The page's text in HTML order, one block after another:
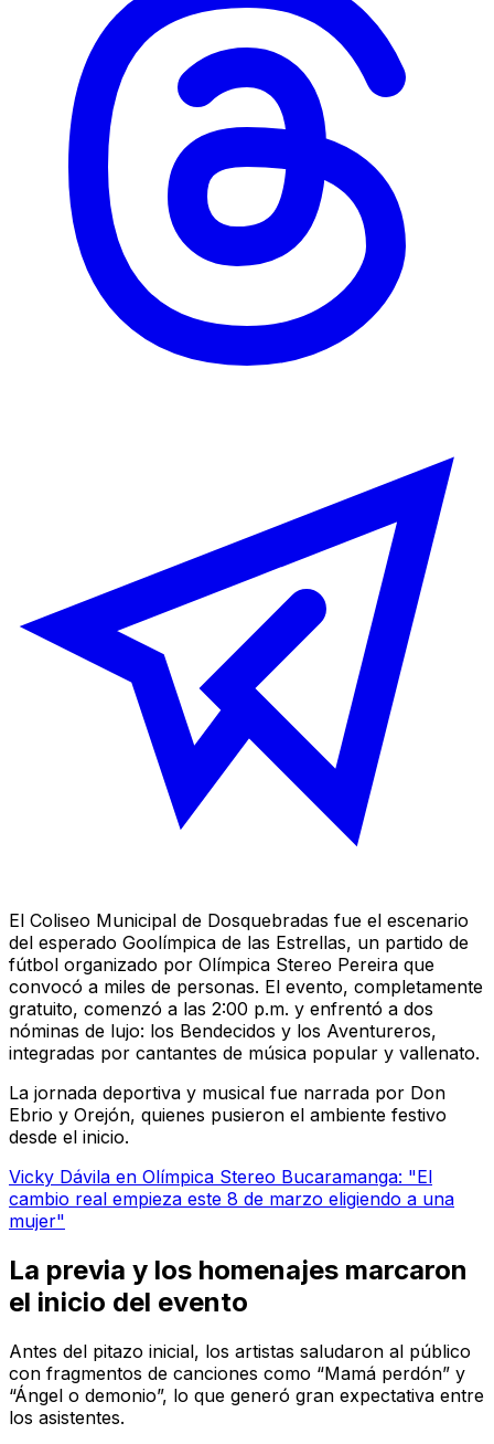
El Coliseo Municipal de Dosquebradas fue el escenario
del esperado Goolímpica de las Estrellas, un partido de
fútbol organizado por Olímpica Stereo Pereira que
convocó a miles de personas. El evento, completamente
gratuito, comenzó a las 2:00 p.m. y enfrentó a dos
nóminas de lujo: los Bendecidos y los Aventureros,
integradas por cantantes de música popular y vallenato.
La jornada deportiva y musical fue narrada por Don
Ebrio y Orejón, quienes pusieron el ambiente festivo
desde el inicio.
Vicky Dávila en Olímpica Stereo Bucaramanga: "El
cambio real empieza este 8 de marzo eligiendo a una
mujer"
La previa y los homenajes marcaron
el inicio del evento
Antes del pitazo inicial, los artistas saludaron al público
con fragmentos de canciones como “Mamá perdón” y
“Ángel o demonio”, lo que generó gran expectativa entre
los asistentes.